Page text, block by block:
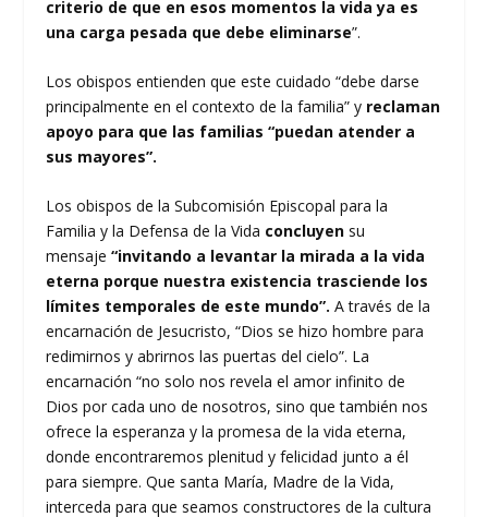
criterio de que en esos momentos la vida ya es
una carga pesada que debe eliminarse”.
Los obispos entienden que este cuidado “debe darse
principalmente en el contexto de la familia” y reclaman
apoyo para que las familias “puedan atender a
sus mayores”.
Los obispos de la Subcomisión Episcopal para la
Familia y la Defensa de la Vida concluyen su
mensaje“invitando a levantar la mirada a la vida
eterna porque nuestra existencia trasciende los
límites temporales de este mundo”. A través de la
encarnación de Jesucristo, “Dios se hizo hombre para
redimirnos y abrirnos las puertas del cielo”. La
encarnación “no solo nos revela el amor infinito de
Dios por cada uno de nosotros, sino que también nos
ofrece la esperanza y la promesa de la vida eterna,
donde encontraremos plenitud y felicidad junto a él
para siempre. Que santa María, Madre de la Vida,
interceda para que seamos constructores de la cultura